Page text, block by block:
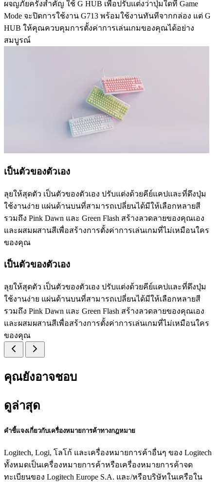
ผจญภัยครั้งสำคัญ ใช้ G HUB เพื่อปรับแต่งว่าปุ่มใดที่ Game
Mode จะปิดการใช้งาน G713 พร้อมใช้งานทันทีจากกล่อง แต่ G
HUB ให้คุณควบคุมการตั้งค่าการเล่นเกมของคุณได้อย่าง
สมบูรณ์
เป็นตัวของตัวเอง
ลุยให้สุดตัว เป็นตัวของตัวเอง ปรับแต่งด้วยคีย์แคปและที่ดึงปุ่ม
ใช้งานง่าย แผ่นด้านบนที่สามารถเปลี่ยนได้มีให้เลือกหลายสี
รวมถึง Pink Dawn และ Green Flash สร้างลวดลายของคุณเอง
และผสมผสานสีเพื่อสร้างการตั้งค่าการเล่นเกมที่ไม่เหมือนใคร
ของคุณ
เป็นตัวของตัวเอง
ลุยให้สุดตัว เป็นตัวของตัวเอง ปรับแต่งด้วยคีย์แคปและที่ดึงปุ่ม
ใช้งานง่าย แผ่นด้านบนที่สามารถเปลี่ยนได้มีให้เลือกหลายสี
รวมถึง Pink Dawn และ Green Flash สร้างลวดลายของคุณเอง
และผสมผสานสีเพื่อสร้างการตั้งค่าการเล่นเกมที่ไม่เหมือนใคร
ของคุณ
คุณยังอาจชอบ
ดูล่าสุด
คำชี้แจงเกี่ยวกับเครื่องหมายการค้าทางกฎหมาย
Logitech, Logi, โลโก้ และเครื่องหมายการค้าอื่นๆ ของ Logitech
ทั้งหมดเป็นเครื่องหมายการค้าหรือเครื่องหมายการค้าจด
ทะเบียนของ Logitech Europe S.A. และ/หรือบริษัทในเครือใน